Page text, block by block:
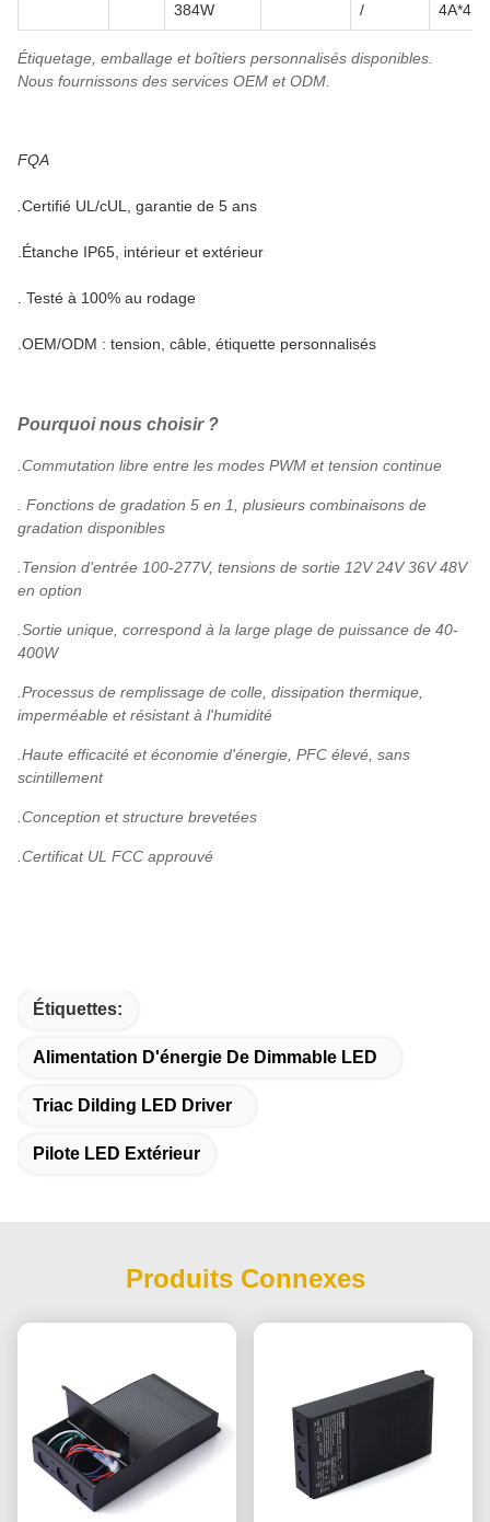
384W / 4A*4
Étiquetage, emballage et boîtiers personnalisés disponibles.
Nous fournissons des services OEM et ODM.
FQA
.Certifié UL/cUL, garantie de 5 ans
.Étanche IP65, intérieur et extérieur
. Testé à 100% au rodage
.OEM/ODM : tension, câble, étiquette personnalisés
Pourquoi nous choisir ?
.Commutation libre entre les modes PWM et tension continue
. Fonctions de gradation 5 en 1, plusieurs combinaisons de
gradation disponibles
.Tension d'entrée 100-277V, tensions de sortie 12V 24V 36V 48V
en option
.Sortie unique, correspond à la large plage de puissance de 40-
400W
.Processus de remplissage de colle, dissipation thermique,
imperméable et résistant à l'humidité
.Haute efficacité et économie d'énergie, PFC élevé, sans
scintillement
.Conception et structure brevetées
.Certificat UL FCC approuvé
Étiquettes:
Alimentation D'énergie De Dimmable LED
Triac Dilding LED Driver
Pilote LED Extérieur
Produits Connexes